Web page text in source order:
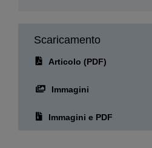
Scaricamento
Articolo (PDF)
Immagini
Immagini e PDF